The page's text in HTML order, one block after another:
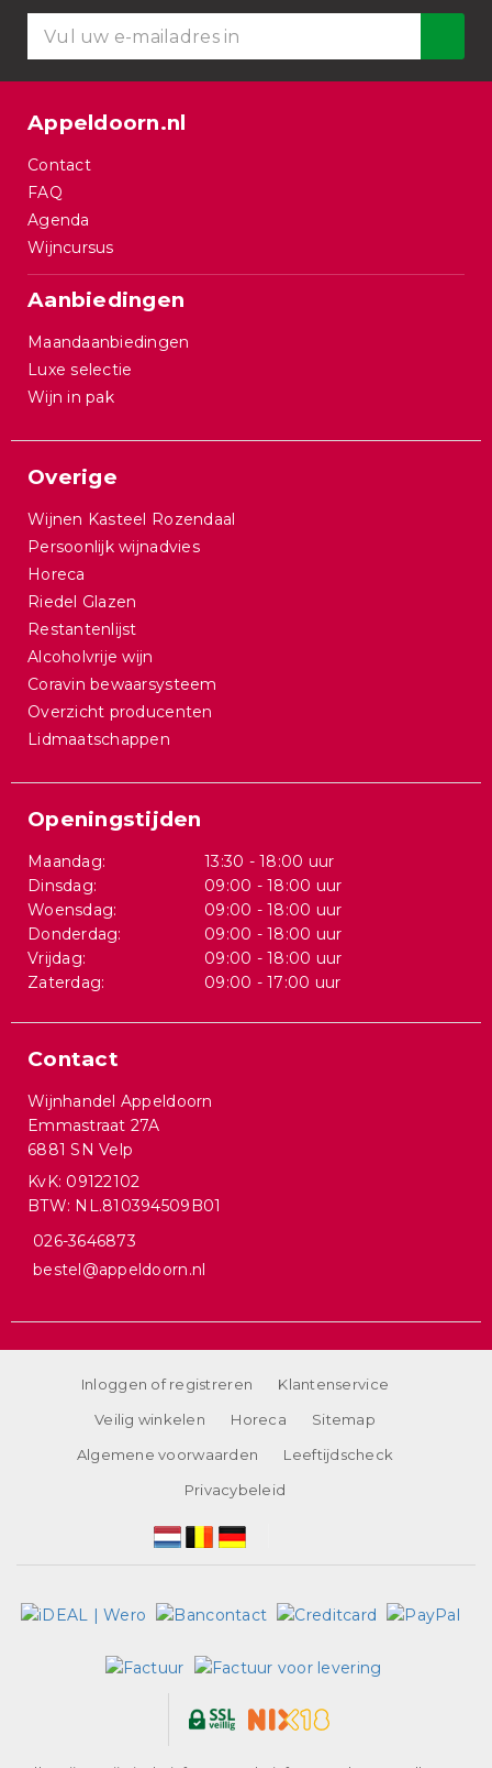
Appeldoorn.nl
Contact
FAQ
Agenda
Wijncursus
Aanbiedingen
Maandaanbiedingen
Luxe selectie
Wijn in pak
Overige
Wijnen Kasteel Rozendaal
Persoonlijk wijnadvies
Horeca
Riedel Glazen
Restantenlijst
Alcoholvrije wijn
Coravin bewaarsysteem
Overzicht producenten
Lidmaatschappen
Openingstijden
Maandag:
13:30 - 18:00 uur
Dinsdag:
09:00 - 18:00 uur
Woensdag:
09:00 - 18:00 uur
Donderdag:
09:00 - 18:00 uur
Vrijdag:
09:00 - 18:00 uur
Zaterdag:
09:00 - 17:00 uur
Contact
Wijnhandel Appeldoorn
Emmastraat 27A
6881 SN Velp
KvK: 09122102
BTW: NL.810394509B01
026-3646873
bestel@appeldoorn.nl
Inloggen of registreren
Klantenservice
Veilig winkelen
Horeca
Sitemap
Algemene voorwaarden
Leeftijdscheck
Privacybeleid